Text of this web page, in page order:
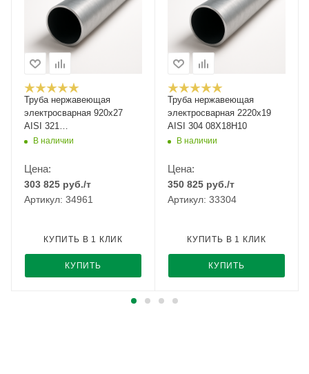
Труба нержавеющая
электросварная 920х27
AISI 321
12Х18Н10Т/08Х18Н10Т
В наличии
Цена:
303 825 руб./т
Артикул: 34961
КУПИТЬ
КУПИТЬ В 1 КЛИК
Труба нержавеющая
электросварная 2220х19
AISI 304 08Х18Н10
В наличии
Цена:
350 825 руб./т
Артикул: 33304
КУПИТЬ
КУПИТЬ В 1 КЛИК